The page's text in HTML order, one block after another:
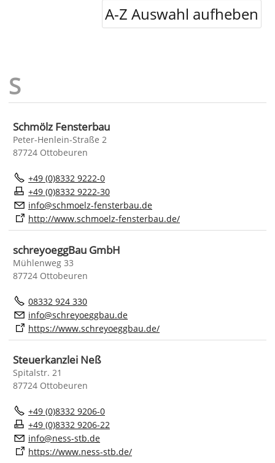
A-Z Auswahl aufheben
Schmölz Fensterbau
Peter-Henlein-Straße 2
87724 Ottobeuren
+49 (0)8332 9222-0
+49 (0)8332 9222-30
nf
schm lz-f nst rb
d
http://www.schmoelz-fensterbau.de/
schreyoeggBau GmbH
Mühlenweg 33
87724 Ottobeuren
08332 924 330
nf
schr y ggb
d
https://www.schreyoeggbau.de/
Steuerkanzlei Neß
Spitalstr. 21
87724 Ottobeuren
+49 (0)8332 9206-0
+49 (0)8332 9206-22
nf
n ss-stb d
https://www.ness-stb.de/